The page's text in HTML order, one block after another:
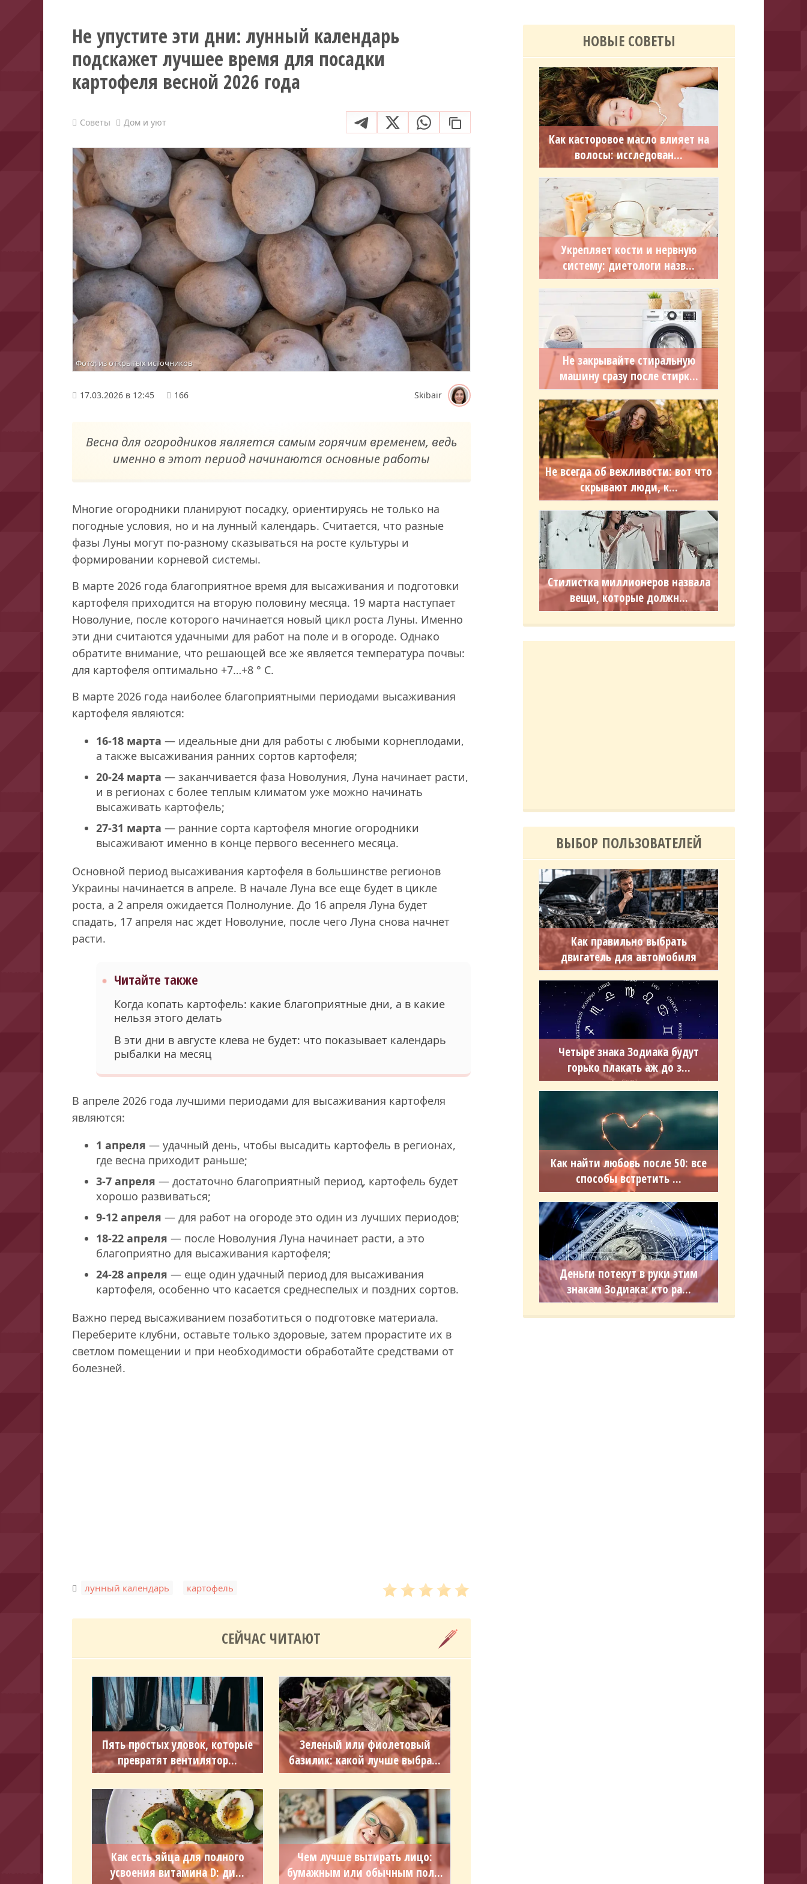
Не упустите эти дни: лунный календарь
подскажет лучшее время для посадки
картофеля весной 2026 года
Советы Дом и уют
Фото: из открытых источников
17.03.2026 в 12:45 166 Skibair
Весна для огородников является самым горячим временем, ведь
именно в этот период начинаются основные работы
Многие огородники планируют посадку, ориентируясь не только на
погодные условия, но и на лунный календарь. Считается, что разные
фазы Луны могут по-разному сказываться на росте культуры и
формировании корневой системы.
В марте 2026 года благоприятное время для высаживания и подготовки
картофеля приходится на вторую половину месяца. 19 марта наступает
Новолуние, после которого начинается новый цикл роста Луны. Именно
эти дни считаются удачными для работ на поле и в огороде. Однако
обратите внимание, что решающей все же является температура почвы:
для картофеля оптимально +7…+8 ° C.
В марте 2026 года наиболее благоприятными периодами высаживания
картофеля являются:
16-18 марта — идеальные дни для работы с любыми корнеплодами,
а также высаживания ранних сортов картофеля;
20-24 марта — заканчивается фаза Новолуния, Луна начинает расти,
и в регионах с более теплым климатом уже можно начинать
высаживать картофель;
27-31 марта — ранние сорта картофеля многие огородники
высаживают именно в конце первого весеннего месяца.
Основной период высаживания картофеля в большинстве регионов
Украины начинается в апреле. В начале Луна все еще будет в цикле
роста, а 2 апреля ожидается Полнолуние. До 16 апреля Луна будет
спадать, 17 апреля нас ждет Новолуние, после чего Луна снова начнет
расти.
Читайте также
Когда копать картофель: какие благоприятные дни, а в какие
нельзя этого делать
В эти дни в августе клева не будет: что показывает календарь
рыбалки на месяц
В апреле 2026 года лучшими периодами для высаживания картофеля
являются:
1 апреля — удачный день, чтобы высадить картофель в регионах,
где весна приходит раньше;
3-7 апреля — достаточно благоприятный период, картофель будет
хорошо развиваться;
9-12 апреля — для работ на огороде это один из лучших периодов;
18-22 апреля — после Новолуния Луна начинает расти, а это
благоприятно для высаживания картофеля;
24-28 апреля — еще один удачный период для высаживания
картофеля, особенно что касается среднеспелых и поздних сортов.
Важно перед высаживанием позаботиться о подготовке материала.
Переберите клубни, оставьте только здоровые, затем прорастите их в
светлом помещении и при необходимости обработайте средствами от
болезней.
лунный календарь картофель
СЕЙЧАС ЧИТАЮТ
Пять простых уловок, которые
превратят вентилятор...
Зеленый или фиолетовый
базилик: какой лучше выбра...
Как есть яйца для полного
усвоения витамина D: ди...
Чем лучше вытирать лицо:
бумажным или обычным пол...
НОВЫЕ СОВЕТЫ
Как касторовое масло влияет на
волосы: исследован...
Укрепляет кости и нервную
систему: диетологи назв...
Не закрывайте стиральную
машину сразу после стирк...
Не всегда об вежливости: вот что
скрывают люди, к...
Стилистка миллионеров назвала
вещи, которые должн...
ВЫБОР ПОЛЬЗОВАТЕЛЕЙ
Как правильно выбрать
двигатель для автомобиля
Четыре знака Зодиака будут
горько плакать аж до з...
Как найти любовь после 50: все
способы встретить ...
Деньги потекут в руки этим
знакам Зодиака: кто ра...